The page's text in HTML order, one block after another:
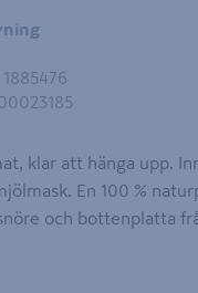
1885476
klar att hänga upp.
En 100 %
och bottenplatta